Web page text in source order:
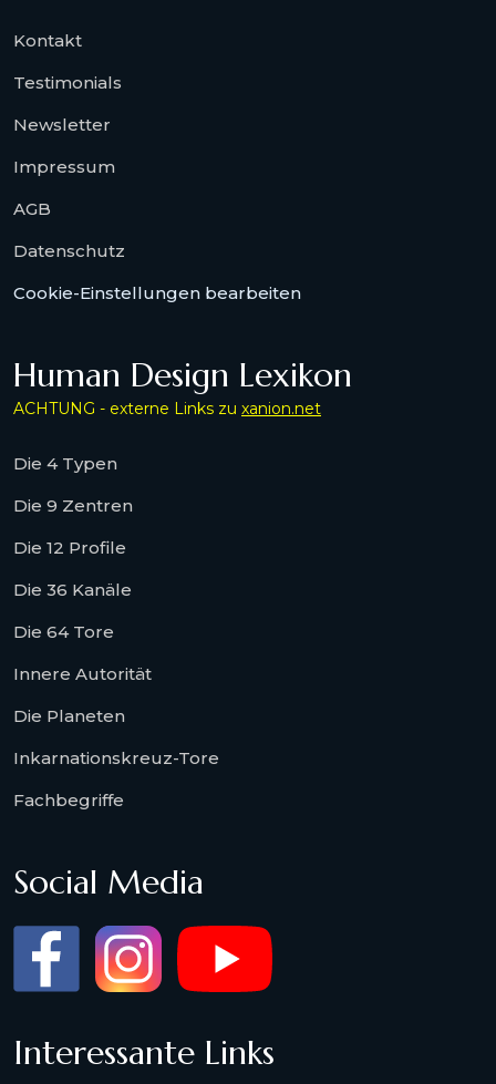
Kontakt
Testimonials
Newsletter
Impressum
AGB
Datenschutz
Cookie-Einstellungen bearbeiten
Human Design Lexikon
ACHTUNG - externe Links zu xanion.net
Die 4 Typen
Die 9 Zentren
Die 12 Profile
Die 36 Kanäle
Die 64 Tore
Innere Autorität
Die Planeten
Inkarnationskreuz-Tore
Fachbegriffe
Social Media
Interessante Links